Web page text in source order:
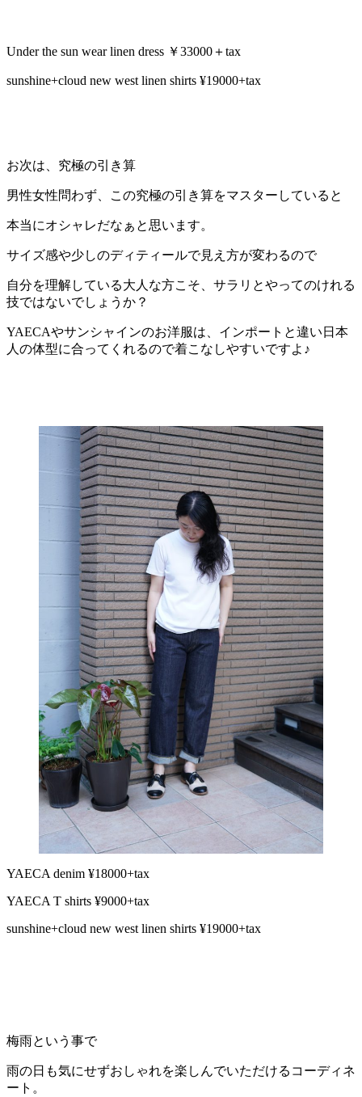
Under the sun wear linen dress ￥33000＋tax
sunshine+cloud new west linen shirts ¥19000+tax
お次は、究極の引き算
男性女性問わず、この究極の引き算をマスターしていると
本当にオシャレだなぁと思います。
サイズ感や少しのディティールで見え方が変わるので
自分を理解している大人な方こそ、サラリとやってのけれる
技ではないでしょうか？
YAECAやサンシャインのお洋服は、インポートと違い日本
人の体型に合ってくれるので着こなしやすいですよ♪
YAECA denim ¥18000+tax
YAECA T shirts ¥9000+tax
sunshine+cloud new west linen shirts ¥19000+tax
梅雨という事で
雨の日も気にせずおしゃれを楽しんでいただけるコーディネ
ート。